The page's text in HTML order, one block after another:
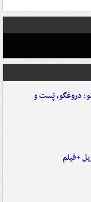
دروغگو، پَست‌ و
+فیلم